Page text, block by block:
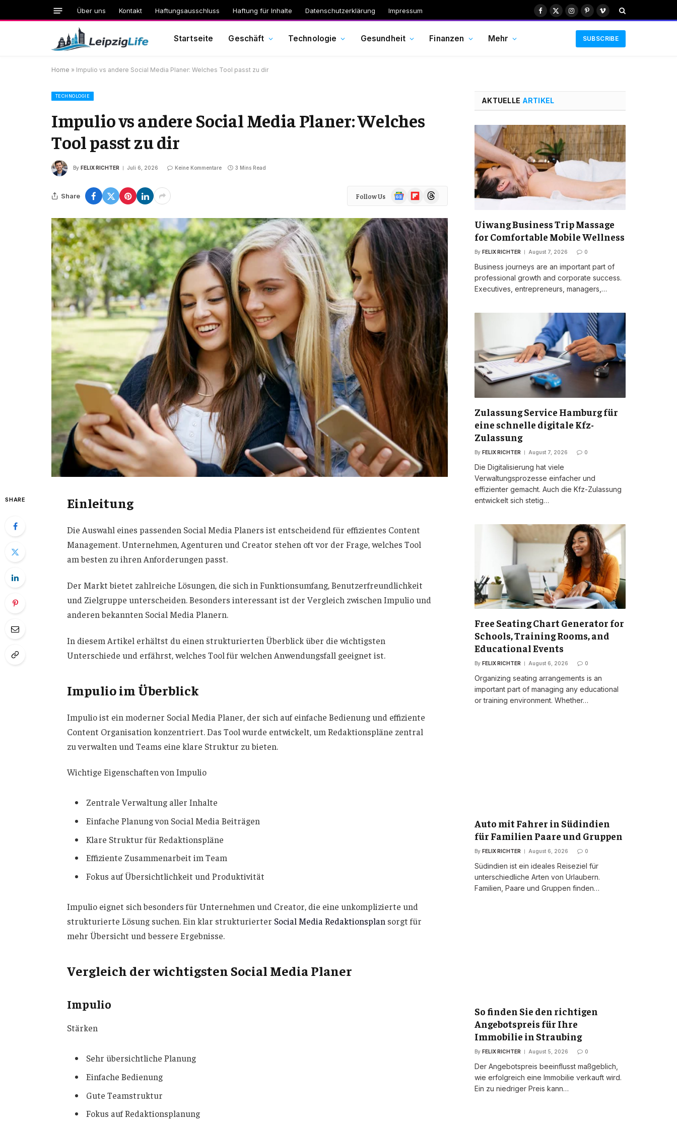
Über uns Kontakt Haftungsausschluss Haftung für Inhalte Datenschutzerklärung Impressum Facebook
X
Instagram
PinterestVimeo
Startseite Geschäft Technologie Gesundheit Finanzen Mehr SUBSCRIBE
Home » Impulio vs andere Social Media Planer: Welches Tool passt zu dir
TECHNOLOGIE
Impulio vs andere Social Media Planer: Welches
Tool passt zu dir
By FELIX RICHTER Juli 6, 2026 Keine Kommentare 3 Mins Read
Share Follow Us
Google
News
FlipboardThreads
SHARE Einleitung
Die Auswahl eines passenden Social Media Planers ist entscheidend für effizientes Content
Management. Unternehmen, Agenturen und Creator stehen oft vor der Frage, welches Tool
am besten zu ihren Anforderungen passt.
Der Markt bietet zahlreiche Lösungen, die sich in Funktionsumfang, Benutzerfreundlichkeit
und Zielgruppe unterscheiden. Besonders interessant ist der Vergleich zwischen Impulio und
anderen bekannten Social Media Planern.
In diesem Artikel erhältst du einen strukturierten Überblick über die wichtigsten
Unterschiede und erfährst, welches Tool für welchen Anwendungsfall geeignet ist.
Impulio im Überblick
Impulio ist ein moderner Social Media Planer, der sich auf einfache Bedienung und effiziente
Content Organisation konzentriert. Das Tool wurde entwickelt, um Redaktionspläne zentral
zu verwalten und Teams eine klare Struktur zu bieten.
Wichtige Eigenschaften von Impulio
Zentrale Verwaltung aller Inhalte
Einfache Planung von Social Media Beiträgen
Klare Struktur für Redaktionspläne
Effiziente Zusammenarbeit im Team
Fokus auf Übersichtlichkeit und Produktivität
Impulio eignet sich besonders für Unternehmen und Creator, die eine unkomplizierte und
strukturierte Lösung suchen. Ein klar strukturierter Social Media Redaktionsplan sorgt für
mehr Übersicht und bessere Ergebnisse.
Vergleich der wichtigsten Social Media Planer
Impulio
Stärken
Sehr übersichtliche Planung
Einfache Bedienung
Gute Teamstruktur
Fokus auf Redaktionsplanung
AKTUELLE ARTIKEL
Uiwang Business Trip Massage
for Comfortable Mobile Wellness
By FELIX RICHTER August 7, 2026 0
Business journeys are an important part of
professional growth and corporate success.
Executives, entrepreneurs, managers,…
Zulassung Service Hamburg für
eine schnelle digitale Kfz-
Zulassung
By FELIX RICHTER August 7, 2026 0
Die Digitalisierung hat viele
Verwaltungsprozesse einfacher und
effizienter gemacht. Auch die Kfz-Zulassung
entwickelt sich stetig…
Free Seating Chart Generator for
Schools, Training Rooms, and
Educational Events
By FELIX RICHTER August 6, 2026 0
Organizing seating arrangements is an
important part of managing any educational
or training environment. Whether…
Auto mit Fahrer in Südindien
für Familien Paare und Gruppen
By FELIX RICHTER August 6, 2026 0
Südindien ist ein ideales Reiseziel für
unterschiedliche Arten von Urlaubern.
Familien, Paare und Gruppen finden…
So finden Sie den richtigen
Angebotspreis für Ihre
Immobilie in Straubing
By FELIX RICHTER August 5, 2026 0
Der Angebotspreis beeinflusst maßgeblich,
wie erfolgreich eine Immobilie verkauft wird.
Ein zu niedriger Preis kann…